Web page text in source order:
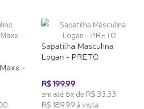
-
Sapatilha Masculina
Logan - PRETO
R$ 199,99
em até 6x de R$ 33,33
R$ 189,99 à vista